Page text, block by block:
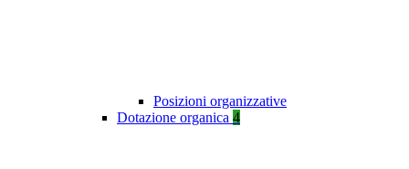
Posizioni organizzative
Dotazione organica 4